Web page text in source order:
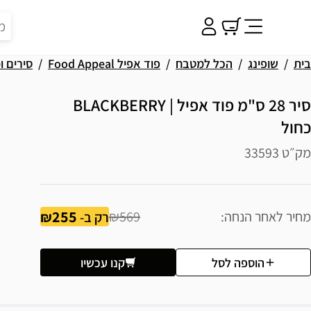
בית שופינג הכל למטבח פוד אפיל Food Appeal סירים
סיר 28 ס"מ פוד אפיל | BLACKBERRY
כחול
מק״ט 33593
מחיר לאחר הנחה ₪569רק ב-255
הוספה לסל קנו עכשיו